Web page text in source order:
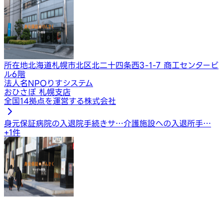
所在地北海道札幌市北区北二十四条西3-1-7 商工センタービ
ル6階
法人名NPOりすシステム
おひさぽ 札幌支店
全国14拠点を運営する株式会社
身元保証病院の入退院手続きサ…介護施設への入退所手…
+1件